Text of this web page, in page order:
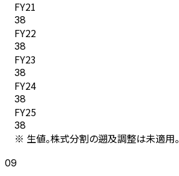
FY21
38
FY22
38
FY23
38
FY24
38
FY25
38
※ 生値。株式分割の遡及調整は未適用。
09